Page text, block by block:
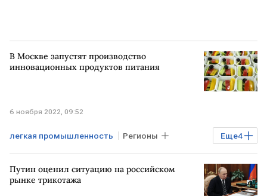
В Москве запустят производство
инновационных продуктов питания
6 ноября 2022, 09:52
Еще4
легкая промышленность Регионы
Экономика Промышленность
МОСКВА продукты питания
Путин оценил ситуацию на российском
рынке трикотажа